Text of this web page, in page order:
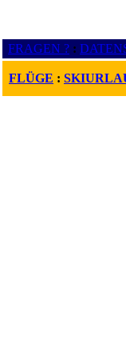
FRAGEN ? :
FLÜGE :